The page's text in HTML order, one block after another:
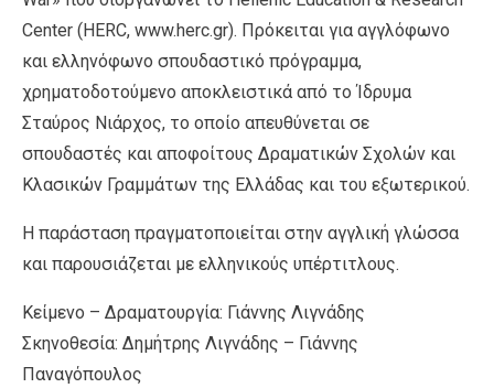
Center (HERC, www.herc.gr). Πρόκειται για αγγλόφωνο
και ελληνόφωνο σπουδαστικό πρόγραμμα,
χρηματοδοτούμενο αποκλειστικά από το Ίδρυμα
Σταύρος Νιάρχος, το οποίο απευθύνεται σε
σπουδαστές και αποφοίτους Δραματικών Σχολών και
Κλασικών Γραμμάτων της Ελλάδας και του εξωτερικού.
Η παράσταση πραγματοποιείται στην αγγλική γλώσσα
και παρουσιάζεται με ελληνικούς υπέρτιτλους.
Κείμενο – Δραματουργία: Γιάννης Λιγνάδης
Σκηνοθεσία: Δημήτρης Λιγνάδης – Γιάννης
Παναγόπουλος